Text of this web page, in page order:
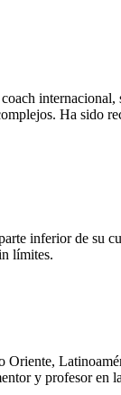
Ha sido
inferior de su
límites.
Oriente,
y profesor en